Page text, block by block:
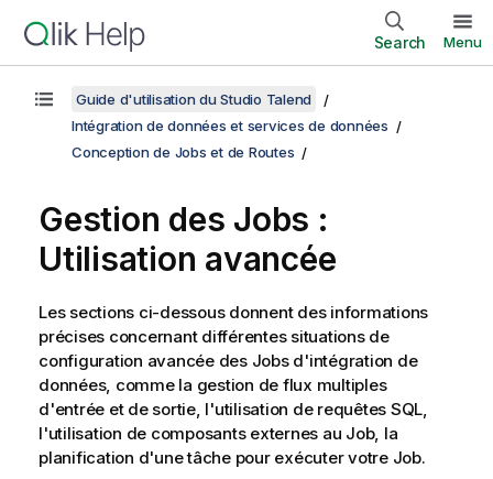
Search Menu
Guide d'utilisation du Studio Talend
Intégration de données et services de données
Conception de Jobs et de Routes
Gestion des Jobs :
Utilisation avancée
Les sections ci-dessous donnent des informations
précises concernant différentes situations de
configuration avancée des Jobs d'intégration de
données, comme la gestion de flux multiples
d'entrée et de sortie, l'utilisation de requêtes SQL,
l'utilisation de composants externes au Job, la
planification d'une tâche pour exécuter votre Job.